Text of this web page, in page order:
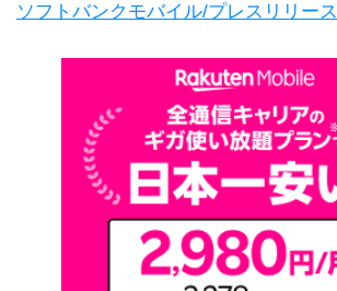
ソフトバンクモバイル/プレスリリース